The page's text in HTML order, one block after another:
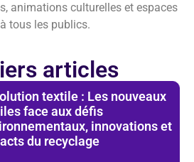
animations culturelles et espaces
tous les publics.
articles
textile : Les nouveaux
face aux défis
innovations et
du recyclage